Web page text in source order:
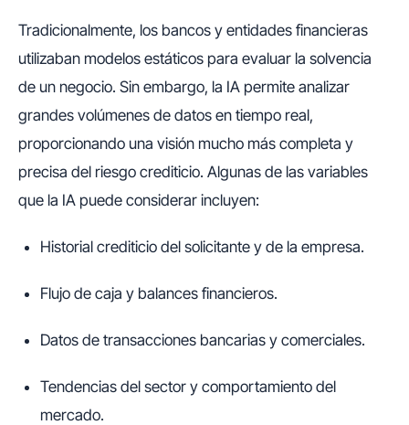
Tradicionalmente, los bancos y entidades financieras
utilizaban modelos estáticos para evaluar la solvencia
de un negocio. Sin embargo, la IA permite analizar
grandes volúmenes de datos en tiempo real,
proporcionando una visión mucho más completa y
precisa del riesgo crediticio. Algunas de las variables
que la IA puede considerar incluyen:
Historial crediticio del solicitante y de la empresa.
Flujo de caja y balances financieros.
Datos de transacciones bancarias y comerciales.
Tendencias del sector y comportamiento del
mercado.